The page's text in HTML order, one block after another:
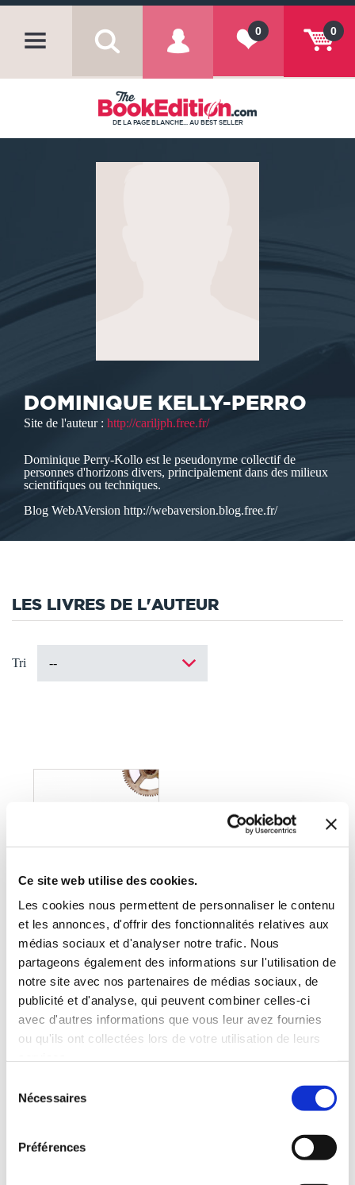
Ce site web utilise des cookies.
Les cookies nous permettent de personnaliser le contenu
et les annonces, d'offrir des fonctionnalités relatives aux
médias sociaux et d'analyser notre trafic. Nous
partageons également des informations sur l'utilisation de
notre site avec nos partenaires de médias sociaux, de
publicité et d'analyse, qui peuvent combiner celles-ci
avec d'autres informations que vous leur avez fournies
ou qu'ils ont collectées lors de votre utilisation de leurs
Nécessaires
Préférences
0
0
DE LA PAGE BLANCHE... AU BEST SELLER
DOMINIQUE KELLY-PERRO
Site de l'auteur : http://cariljph.free.fr/
Dominique Perry-Kollo est le pseudonyme collectif de
personnes d'horizons divers, principalement dans des milieux
scientifiques ou techniques.
Blog WebAVersion http://webaversion.blog.free.fr/
LES LIVRES DE L'AUTEUR
Tri
(0 avis)
Dominique Perry-Kollo
LA TRANSMISSION